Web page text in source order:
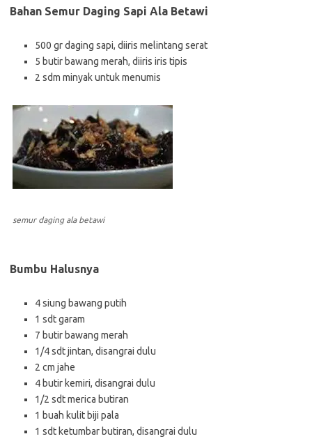
Bahan Semur Daging Sapi Ala Betawi
500 gr daging sapi, diiris melintang serat
5 butir bawang merah, diiris iris tipis
2 sdm minyak untuk menumis
semur daging ala betawi
Bumbu Halusnya
4 siung bawang putih
1 sdt garam
7 butir bawang merah
1/4 sdt jintan, disangrai dulu
2 cm jahe
4 butir kemiri, disangrai dulu
1/2 sdt merica butiran
1 buah kulit biji pala
1 sdt ketumbar butiran, disangrai dulu